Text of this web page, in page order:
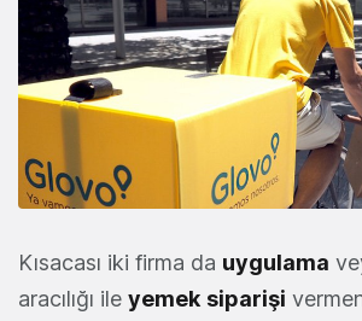
Kısacası iki firma da uygulama
aracılığı ile yemek siparişi